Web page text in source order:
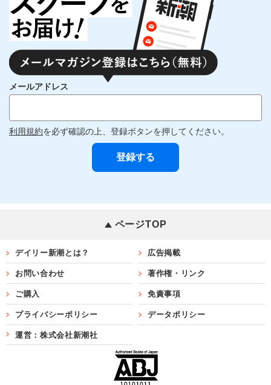
メールアドレス
利用規約を必ず確認の上、登録ボタンを押してください。
ページTOP
デイリー新潮とは？ 広告掲載
お問い合わせ 著作権・リンク
ご購入 免責事項
プライバシーポリシー データポリシー
運営：株式会社新潮社